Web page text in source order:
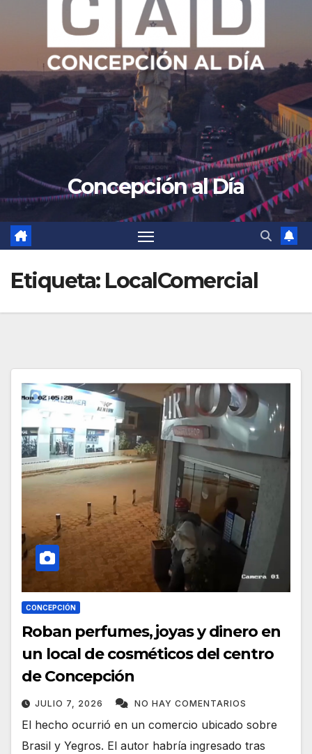
Concepción al Día
Etiqueta: LocalComercial
CONCEPCIÓN
Roban perfumes, joyas y dinero en
un local de cosméticos del centro
de Concepción
JULIO 7, 2026 NO HAY COMENTARIOS
El hecho ocurrió en un comercio ubicado sobre
Brasil y Yegros. El autor habría ingresado tras